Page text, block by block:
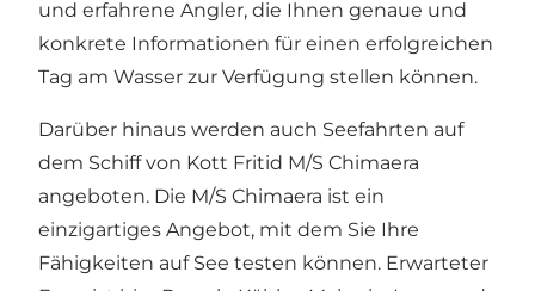
und erfahrene Angler, die Ihnen genaue und
konkrete Informationen für einen erfolgreichen
Tag am Wasser zur Verfügung stellen können.
Darüber hinaus werden auch Seefahrten auf
dem Schiff von Kott Fritid M/S Chimaera
angeboten. Die M/S Chimaera ist ein
einzigartiges Angebot, mit dem Sie Ihre
Fähigkeiten auf See testen können. Erwarteter